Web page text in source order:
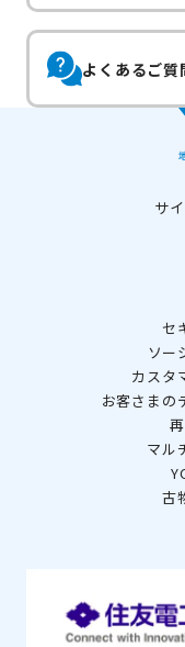
よくあるご質
サ
セ
ソー
カスタ
お客さまの
マル
古